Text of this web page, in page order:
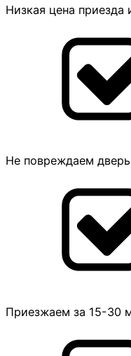
Низкая цена приезда
Не повреждаем дверь
Приезжаем за 15-30